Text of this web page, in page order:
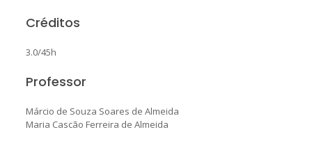
Créditos
3.0/45h
Professor
Márcio de Souza Soares de Almeida
Maria Cascão Ferreira de Almeida